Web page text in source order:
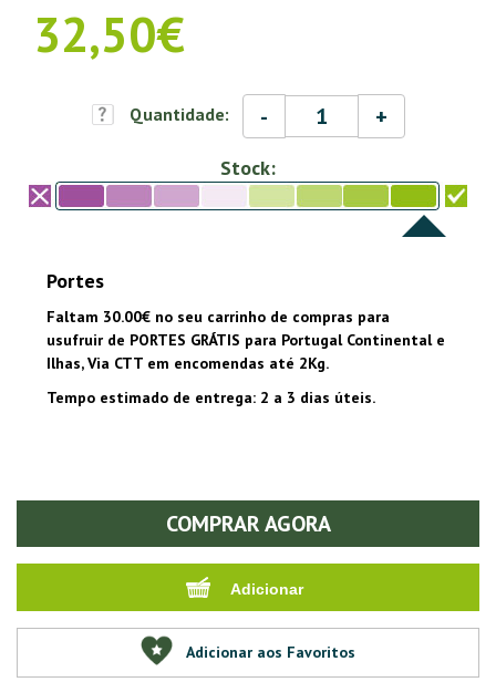
32,50€
Quantidade: - +
Stock:
Portes
Faltam 30.00€ no seu carrinho de compras para
usufruir de PORTES GRÁTIS para Portugal Continental e
Ilhas, Via CTT em encomendas até 2Kg.
Tempo estimado de entrega: 2 a 3 dias úteis.
COMPRAR AGORA
Adicionar aos Favoritos